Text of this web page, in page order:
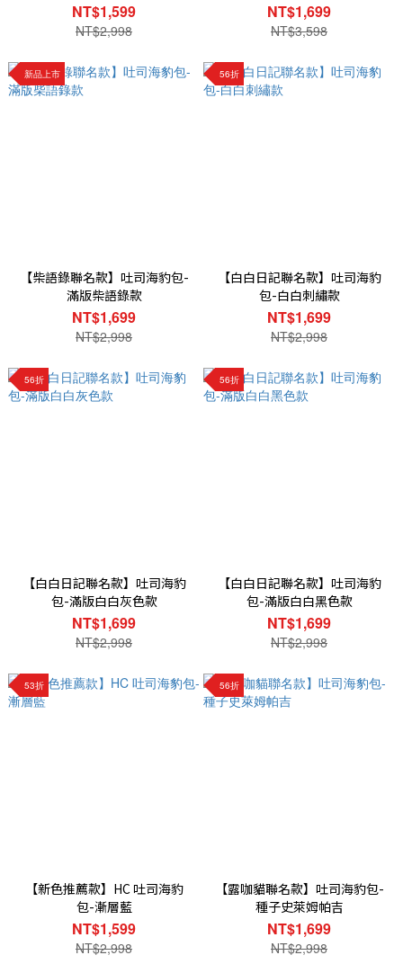
NT$1,599
NT$2,998
NT$1,699
NT$3,598
新品上市
【柴語錄聯名款】吐司海豹包-
滿版柴語錄款
NT$1,699
NT$2,998
56折
【白白日記聯名款】吐司海豹
包-白白刺繡款
NT$1,699
NT$2,998
56折
【白白日記聯名款】吐司海豹
包-滿版白白灰色款
NT$1,699
NT$2,998
56折
【白白日記聯名款】吐司海豹
包-滿版白白黑色款
NT$1,699
NT$2,998
53折
【新色推薦款】HC 吐司海豹
包-漸層藍
NT$1,599
NT$2,998
56折
【露咖貓聯名款】吐司海豹包-
種子史萊姆帕吉
NT$1,699
NT$2,998